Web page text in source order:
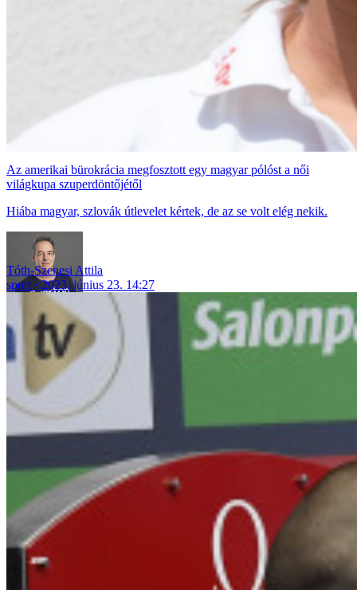
Az amerikai bürokrácia megfosztott egy magyar pólóst a női
világkupa szuperdöntőjétől
Hiába magyar, szlovák útlevelet kértek, de az se volt elég nekik.
Tóth-Szenesi Attila
sport
2023. június 23. 14:27